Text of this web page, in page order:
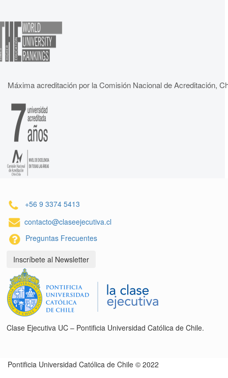
Máxima acreditación por la Comisión Nacional de Acreditación,
+56 9 3374 5413
contacto@claseejecutiva.cl
Preguntas Frecuentes
Inscríbete al Newsletter
Clase Ejecutiva UC – Pontificia Universidad Católica de Chile.
Pontificia Universidad Católica de Chile © 2022